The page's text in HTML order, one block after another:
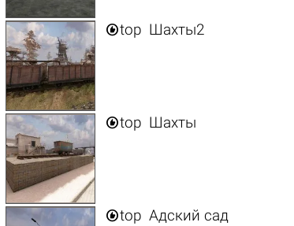
top Шахты2
top Шахты
top Адский сад